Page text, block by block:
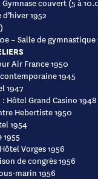
couvert (5 à
1952
– Salle de gymnastique
Air France 1950
1945
1947
Hôtel Grand Casino 1948
Hebertiste 1950
1954
Vorges 1956
de congrès 1956
marin 1956